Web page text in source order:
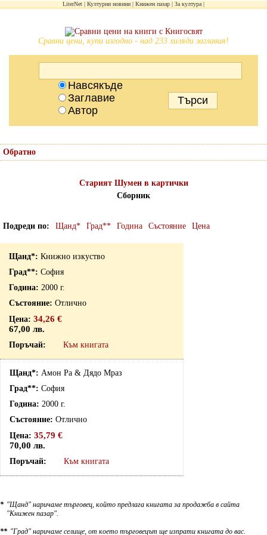
LiterNet Културни новини Книжен пазар За култура
Сравни цени, купи изгодно - над 233 хиляди заглавия!
Навсякъде
Заглавие
Автор
Обратно
Старият Шумен в картички
Сборник
Подреди по Щанд* Град** Година Състояние Цена
Книжно изкуство
София
2000 г.
Отлично
34,26 €
67,00 лв.
Към книгата
Амон Ра & Дядо Мраз
София
2000 г.
Отлично
35,79 €
70,00 лв.
Към книгата
* "Щанд" наричаме търговец, който предлага книгата за продажба в сайта
"Книжен пазар".
** "Град" наричаме селище, от което търговецът ще изпрати книгата до вас.